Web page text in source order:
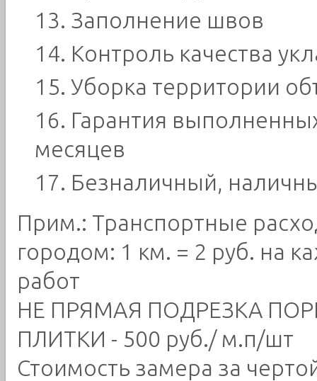
Заполнение швов
Контроль качества
Уборка территории
Гарантия
месяцев
Безналичный,
Прим.: Транспортные
городом: 1 км. = 2 руб. на
работ
НЕ ПРЯМАЯ ПОДРЕЗКА
ПЛИТКИ - 500 руб./ м.п/шт
Стоимость замера за